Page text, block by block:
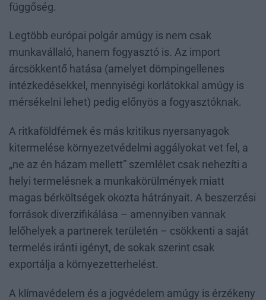
függőség.
Legtöbb európai polgár amúgy is nem csak
munkavállaló, hanem fogyasztó is. Az import
árcsökkentő hatása (amelyet dömpingellenes
intézkedésekkel, mennyiségi korlátokkal amúgy is
mérsékelni lehet) pedig előnyös a fogyasztóknak.
A ritkaföldfémek és más kritikus nyersanyagok
kitermelése környezetvédelmi aggályokat vet fel, a
„ne az én házam mellett” szemlélet csak nehezíti a
helyi termelésnek a munkakörülmények miatt
magas bérköltségek okozta hátrányait. A beszerzési
források diverzifikálása – amennyiben vannak
lelőhelyek a partnerek területén – csökkenti a saját
termelés iránti igényt, de sokak szerint csak
exportálja a környezetterhelést.
A klímavédelem és a jogvédelem amúgy is érzékeny